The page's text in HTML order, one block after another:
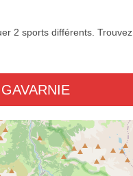
2 sports différents.